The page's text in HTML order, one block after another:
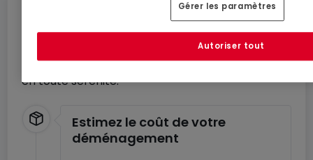
Déménagez en toute
en toute sérénité.
Estimez le coût de votre
déménagement
Gérer les paramètres
Autoriser tout